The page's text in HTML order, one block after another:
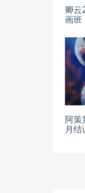
卿云
画班
阿策
月结